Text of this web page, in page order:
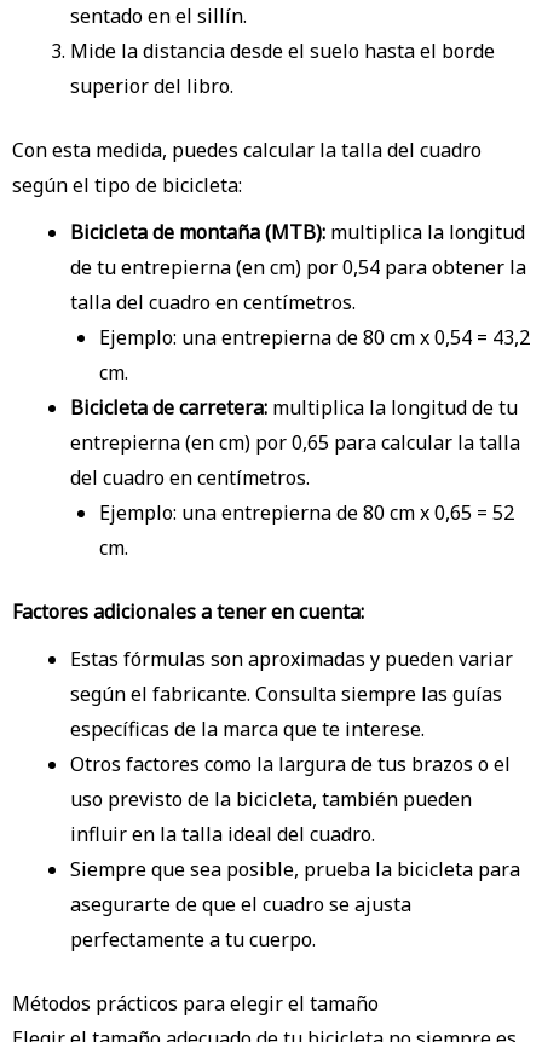
sentado en el sillín.
Mide la distancia desde el suelo hasta el borde
superior del libro.
Con esta medida, puedes calcular la talla del cuadro
según el tipo de bicicleta:
Bicicleta de montaña (MTB): multiplica la longitud
de tu entrepierna (en cm) por 0,54 para obtener la
talla del cuadro en centímetros.
Ejemplo: una entrepierna de 80 cm x 0,54 = 43,2
cm.
Bicicleta de carretera: multiplica la longitud de tu
entrepierna (en cm) por 0,65 para calcular la talla
del cuadro en centímetros.
Ejemplo: una entrepierna de 80 cm x 0,65 = 52
cm.
Factores adicionales a tener en cuenta:
Estas fórmulas son aproximadas y pueden variar
según el fabricante. Consulta siempre las guías
específicas de la marca que te interese.
Otros factores como la largura de tus brazos o el
uso previsto de la bicicleta, también pueden
influir en la talla ideal del cuadro.
Siempre que sea posible, prueba la bicicleta para
asegurarte de que el cuadro se ajusta
perfectamente a tu cuerpo.
Métodos prácticos para elegir el tamaño